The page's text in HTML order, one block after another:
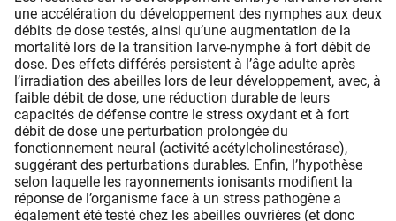
une accélération du développement des nymphes aux deux
débits de dose testés, ainsi qu’une augmentation de la
mortalité lors de la transition larve-nymphe à fort débit de
dose. Des effets différés persistent à l’âge adulte après
l’irradiation des abeilles lors de leur développement, avec, à
faible débit de dose, une réduction durable de leurs
capacités de défense contre le stress oxydant et à fort
débit de dose une perturbation prolongée du
fonctionnement neural (activité acétylcholinestérase),
suggérant des perturbations durables. Enfin, l’hypothèse
selon laquelle les rayonnements ionisants modifient la
réponse de l’organisme face à un stress pathogène a
également été testé chez les abeilles ouvrières (et donc